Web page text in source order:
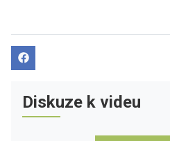
Diskuze k videu